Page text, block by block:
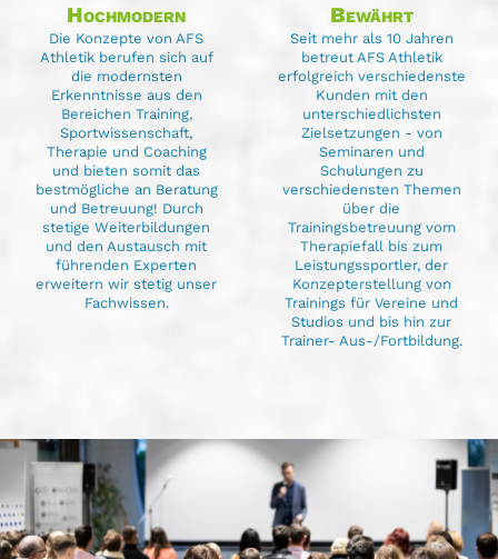
Hochmodern
Die Konzepte von AFS
Athletik berufen sich auf
die modernsten
Erkenntnisse aus den
Bereichen Training,
Sportwissenschaft,
Therapie und Coaching
und bieten somit das
bestmögliche an Beratung
und Betreuung! Durch
stetige Weiterbildungen
und den Austausch mit
führenden Experten
erweitern wir stetig unser
Fachwissen.
Bewährt
Seit mehr als 10 Jahren
betreut AFS Athletik
erfolgreich verschiedenste
Kunden mit den
unterschiedlichsten
Zielsetzungen - von
Seminaren und
Schulungen zu
verschiedensten Themen
über die
Trainingsbetreuung vom
Therapiefall bis zum
Leistungssportler, der
Konzepterstellung von
Trainings für Vereine und
Studios und bis hin zur
Trainer- Aus-/Fortbildung.